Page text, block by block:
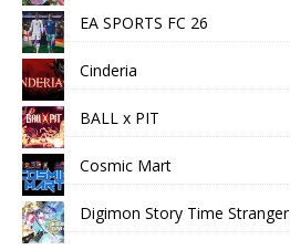
EA SPORTS FC 26
Cinderia
BALL x PIT
Cosmic Mart
Digimon Story Time Stranger